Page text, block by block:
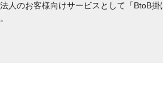
人のお客様向けサービスとして「BtoB